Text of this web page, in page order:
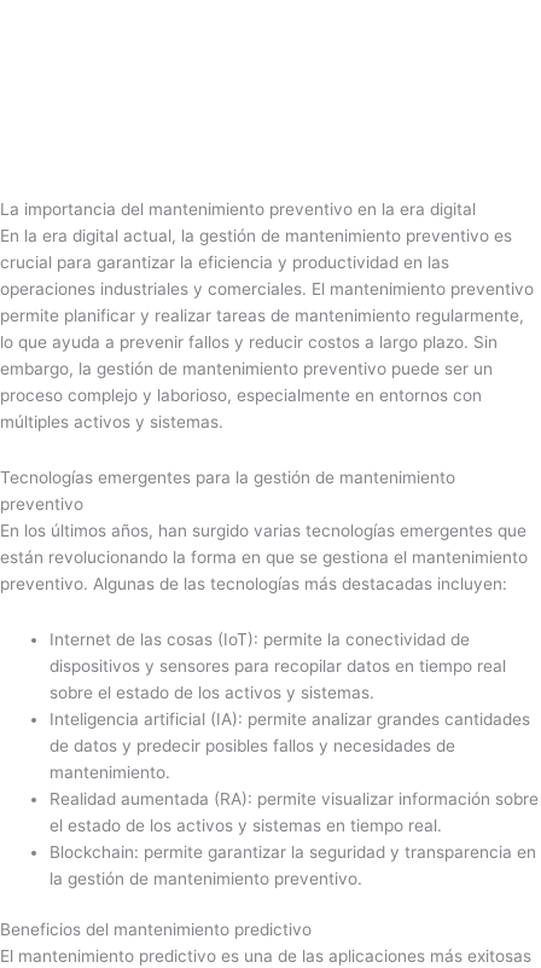
La importancia del mantenimiento preventivo en la era digital
En la era digital actual, la gestión de mantenimiento preventivo es
crucial para garantizar la eficiencia y productividad en las
operaciones industriales y comerciales. El mantenimiento preventivo
permite planificar y realizar tareas de mantenimiento regularmente,
lo que ayuda a prevenir fallos y reducir costos a largo plazo. Sin
embargo, la gestión de mantenimiento preventivo puede ser un
proceso complejo y laborioso, especialmente en entornos con
múltiples activos y sistemas.
Tecnologías emergentes para la gestión de mantenimiento
preventivo
En los últimos años, han surgido varias tecnologías emergentes que
están revolucionando la forma en que se gestiona el mantenimiento
preventivo. Algunas de las tecnologías más destacadas incluyen:
Internet de las cosas (IoT): permite la conectividad de
dispositivos y sensores para recopilar datos en tiempo real
sobre el estado de los activos y sistemas.
Inteligencia artificial (IA): permite analizar grandes cantidades
de datos y predecir posibles fallos y necesidades de
mantenimiento.
Realidad aumentada (RA): permite visualizar información sobre
el estado de los activos y sistemas en tiempo real.
Blockchain: permite garantizar la seguridad y transparencia en
la gestión de mantenimiento preventivo.
Beneficios del mantenimiento predictivo
El mantenimiento predictivo es una de las aplicaciones más exitosas